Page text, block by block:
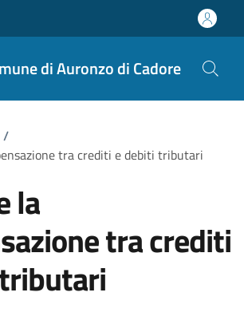
di Auronzo di Cadore
/
tra crediti e debiti tributari
la
tra crediti